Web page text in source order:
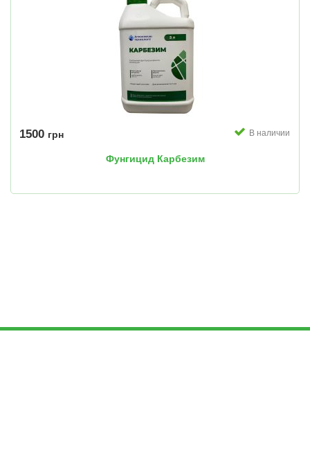
1500 грн В наличии
Фунгицид Карбезим